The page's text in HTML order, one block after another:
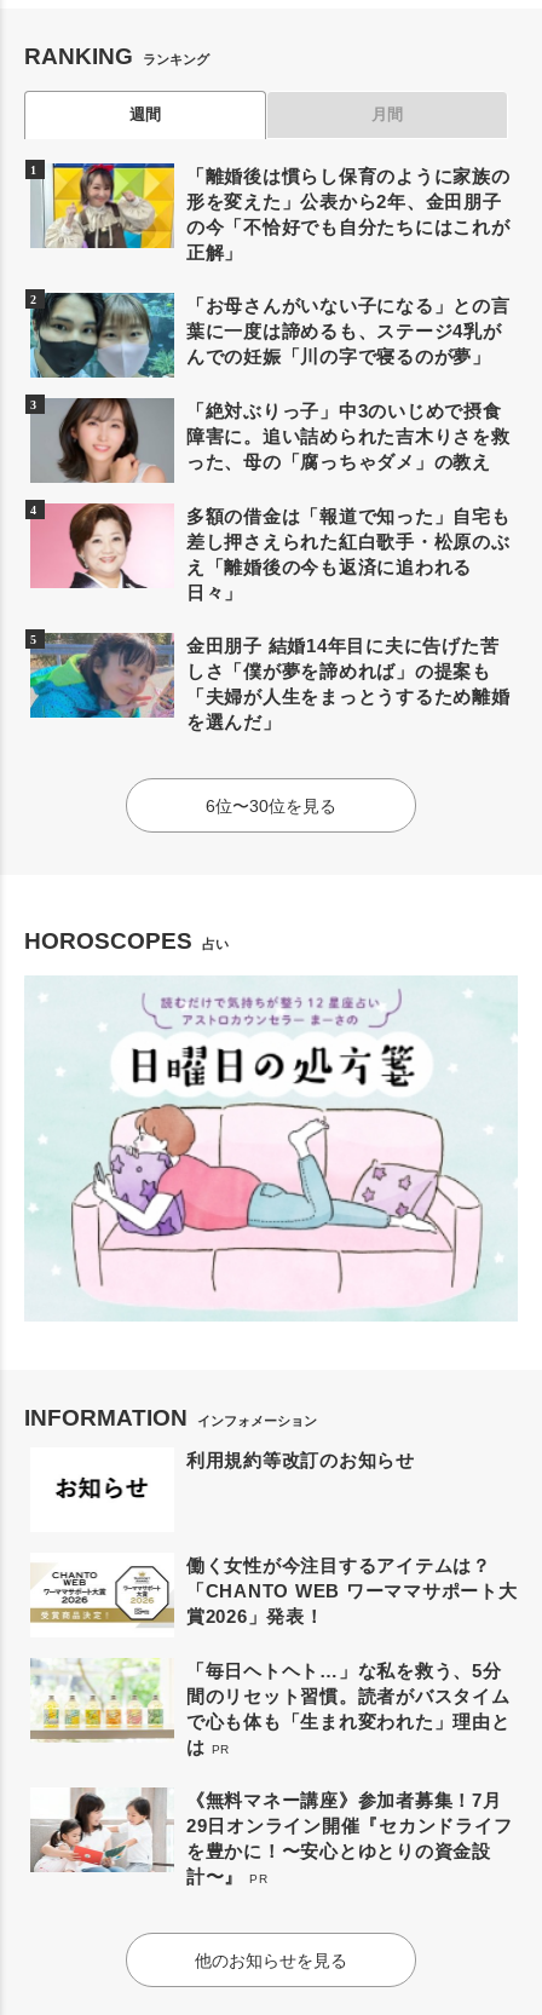
RANKING ランキング
週間 月間
「離婚後は慣らし保育のように家族の
形を変えた」公表から2年、金田朋子
の今「不恰好でも自分たちにはこれが
正解」
「お母さんがいない子になる」との言
葉に一度は諦めるも、ステージ4乳が
んでの妊娠「川の字で寝るのが夢」
「絶対ぶりっ子」中3のいじめで摂食
障害に。追い詰められた吉木りさを救
った、母の「腐っちゃダメ」の教え
多額の借金は「報道で知った」自宅も
差し押さえられた紅白歌手・松原のぶ
え「離婚後の今も返済に追われる
日々」
金田朋子 結婚14年目に夫に告げた苦
しさ「僕が夢を諦めれば」の提案も
「夫婦が人生をまっとうするため離婚
を選んだ」
6位〜30位を見る
HOROSCOPES 占い
INFORMATION インフォメーション
利用規約等改訂のお知らせ
働く女性が今注目するアイテムは？
「CHANTO WEB ワーママサポート大
賞2026」発表！
「毎日ヘトヘト…」な私を救う、5分
間のリセット習慣。読者がバスタイム
で心も体も「生まれ変われた」理由と
は PR
《無料マネー講座》参加者募集！7月
29日オンライン開催『セカンドライフ
を豊かに！〜安心とゆとりの資金設
計〜』
PR
他のお知らせを見る